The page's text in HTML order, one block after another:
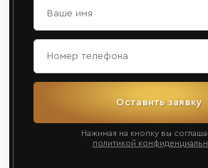
Оставить заявку
Нажимая на кнопку вы
политикой